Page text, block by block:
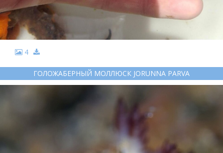
4
ГОЛОЖАБЕРНЫЙ МОЛЛЮСК JORUNNA PARVA